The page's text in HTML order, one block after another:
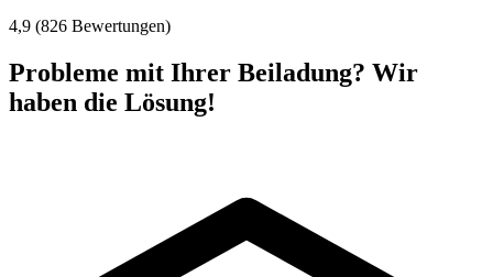
4,9 (826 Bewertungen)
Probleme mit Ihrer Beiladung? Wir
haben die Lösung!